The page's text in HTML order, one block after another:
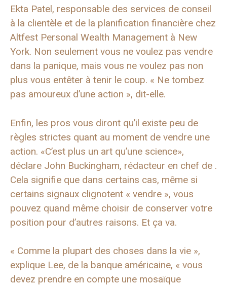
Ekta Patel, responsable des services de conseil
à la clientèle et de la planification financière chez
Altfest Personal Wealth Management à New
York. Non seulement vous ne voulez pas vendre
dans la panique, mais vous ne voulez pas non
plus vous entêter à tenir le coup. « Ne tombez
pas amoureux d’une action », dit-elle.
Enfin, les pros vous diront qu’il existe peu de
règles strictes quant au moment de vendre une
action. «C’est plus un art qu’une science»,
déclare John Buckingham, rédacteur en chef de .
Cela signifie que dans certains cas, même si
certains signaux clignotent « vendre », vous
pouvez quand même choisir de conserver votre
position pour d’autres raisons. Et ça va.
« Comme la plupart des choses dans la vie »,
explique Lee, de la banque américaine, « vous
devez prendre en compte une mosaïque